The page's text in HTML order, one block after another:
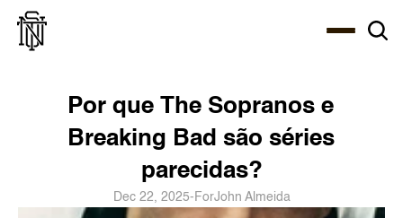
Por que The Sopranos e
Breaking Bad são séries
parecidas?
Dec 22, 2025- ForJohn Almeida